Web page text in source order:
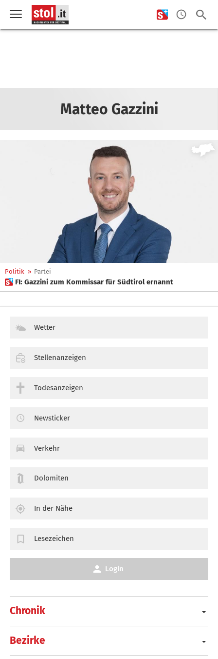
Matteo Gazzini
Politik » Partei
 FI: Gazzini zum Kommissar für Südtirol ernannt
Chronik
Bezirke
Wetter
Stellenanzeigen
Todesanzeigen
Newsticker
Verkehr
Dolomiten
In der Nähe
Lesezeichen
Login